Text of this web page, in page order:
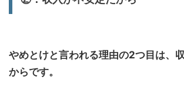
やめとけと言われる理由の2つ目は、
からです。